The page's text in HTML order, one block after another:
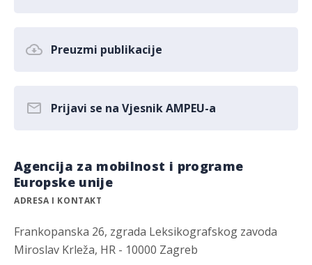
Preuzmi publikacije
Prijavi se na Vjesnik AMPEU-a
Agencija za mobilnost i programe
Europske unije
ADRESA I KONTAKT
Frankopanska 26, zgrada Leksikografskog zavoda
Miroslav Krleža, HR - 10000 Zagreb